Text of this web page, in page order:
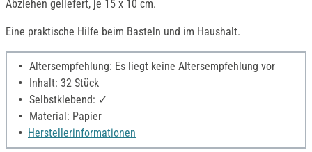
Abziehen geliefert, je 15 x 10 cm.
Eine praktische Hilfe beim Basteln und im Haushalt.
Altersempfehlung: Es liegt keine Altersempfehlung vor
Inhalt: 32 Stück
Selbstklebend: ✓
Material: Papier
Herstellerinformationen